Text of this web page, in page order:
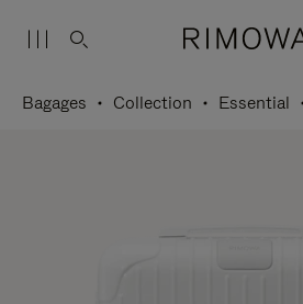
Bagages Collection Essential